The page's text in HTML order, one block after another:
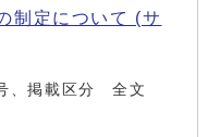
制定について (サ
、掲載区分 全文